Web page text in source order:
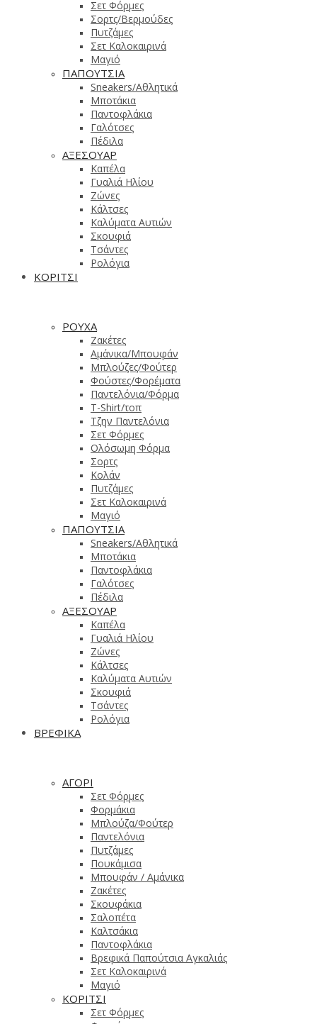
Σετ Φόρμες
Σορτς/Βερμούδες
Πυτζάμες
Σετ Καλοκαιρινά
Μαγιό
ΠΑΠΟΥΤΣΙΑ
Sneakers/Aθλητικά
Μποτάκια
Παντοφλάκια
Γαλότσες
Πέδιλα
ΑΞΕΣΟΥΑΡ
Καπέλα
Γυαλιά Ηλίου
Ζώνες
Κάλτσες
Καλύματα Αυτιών
Σκουφιά
Τσάντες
Ρολόγια
ΚΟΡΙΤΣΙ
ΡΟΥΧΑ
Ζακέτες
Αμάνικα/Μπουφάν
Μπλούζες/Φούτερ
Φούστες/Φορέματα
Παντελόνια/Φόρμα
T-Shirt/τοπ
Τζην Παντελόνια
Σετ Φόρμες
Ολόσωμη Φόρμα
Σορτς
Κολάν
Πυτζάμες
Σετ Καλοκαιρινά
Μαγιό
ΠΑΠΟΥΤΣΙΑ
Sneakers/Αθλητικά
Μποτάκια
Παντοφλάκια
Γαλότσες
Πέδιλα
ΑΞΕΣΟΥΑΡ
Καπέλα
Γυαλιά Ηλίου
Ζώνες
Κάλτσες
Καλύματα Αυτιών
Σκουφιά
Τσάντες
Ρολόγια
ΒΡΕΦΙΚΑ
ΑΓΟΡΙ
Σετ Φόρμες
Φορμάκια
Μπλούζα/Φούτερ
Παντελόνια
Πυτζάμες
Πουκάμισα
Μπουφάν / Αμάνικα
Ζακέτες
Σκουφάκια
Σαλοπέτα
Καλτσάκια
Παντοφλάκια
Βρεφικά Παπούτσια Αγκαλιάς
Σετ Καλοκαιρινά
Μαγιό
ΚΟΡΙΤΣΙ
Σετ Φόρμες